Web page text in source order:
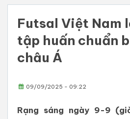
Futsal Việt Nam
tập huấn chuẩn
châu Á
09/09/2025 - 09:22
Rạng sáng ngày 9-9